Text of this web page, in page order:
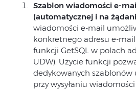
Szablon wiadomości e-
(automatycznej i na
wiadomości e‑mail
konkretnego adresu e-
funkcji GetSQL w polach
UDW). Użycie funkcji
dedykowanych szablonów
przy wysyłaniu